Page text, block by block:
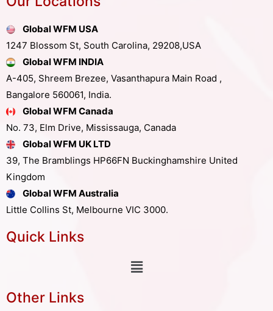
Global WFM USA
1247 Blossom St, South Carolina, 29208,USA
Global WFM INDIA
A-405, Shreem Brezee, Vasanthapura Main Road ,
Bangalore 560061, India.
Global WFM Canada
No. 73, Elm Drive, Mississauga, Canada
Global WFM UK LTD
39, The Bramblings HP66FN Buckinghamshire United
Kingdom
Global WFM Australia
Little Collins St, Melbourne VIC 3000.
Quick Links
Other Links